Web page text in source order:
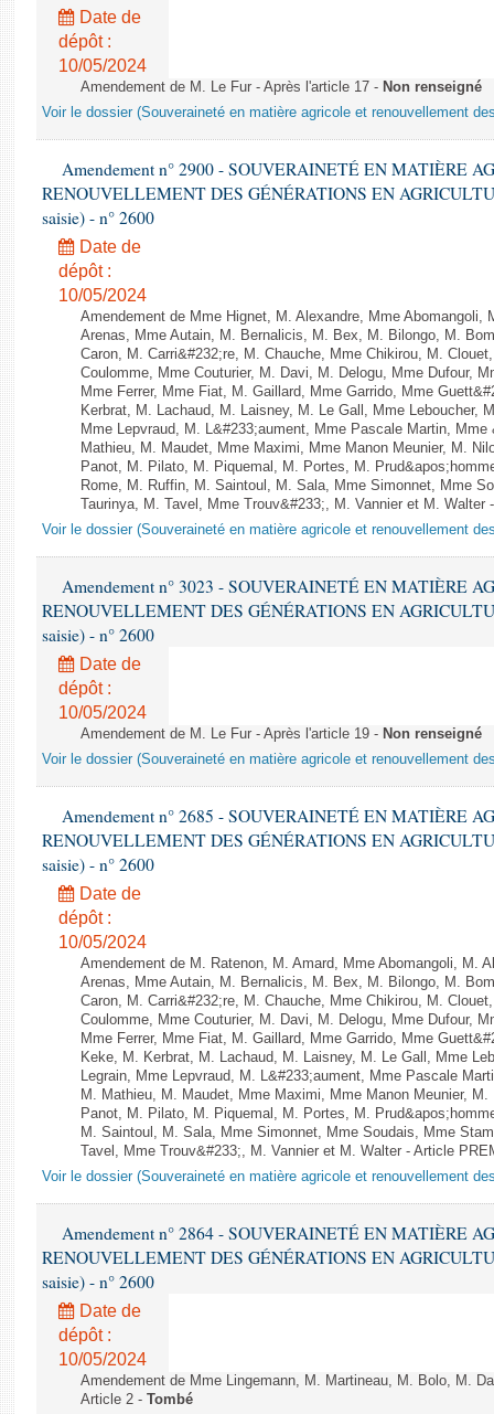
Date de
dépôt :
10/05/2024
Amendement de M. Le Fur - Après l'article 17 - Non renseigné
Voir le dossier (Souveraineté en matière agricole et renouvellement
Amendement n° 2900 - SOUVERAINETÉ EN MATIÈRE
RENOUVELLEMENT DES GÉNÉRATIONS EN
saisie) - n° 2600
Date de
dépôt :
10/05/2024
Amendement de Mme Hignet, M. Alexandre, Mme Abomangoli,
Arenas, Mme Autain, M. Bernalicis, M. Bex, M. Bilongo, M.
Caron, M. Carri&#232;re, M. Chauche, Mme Chikirou, M.
Coulomme, Mme Couturier, M. Davi, M. Delogu, Mme Dufour,
Mme Ferrer, Mme Fiat, M. Gaillard, Mme Garrido, Mme
Kerbrat, M. Lachaud, M. Laisney, M. Le Gall, Mme Leboucher,
Mme Lepvraud, M. L&#233;aument, Mme Pascale Martin,
Mathieu, M. Maudet, Mme Maximi, Mme Manon Meunier, M.
Panot, M. Pilato, M. Piquemal, M. Portes, M.
Rome, M. Ruffin, M. Saintoul, M. Sala, Mme Simonnet, Mme
Taurinya, M. Tavel, Mme Trouv&#233;, M. Vannier et M.
Voir le dossier (Souveraineté en matière agricole et renouvellement
Amendement n° 3023 - SOUVERAINETÉ EN MATIÈRE
RENOUVELLEMENT DES GÉNÉRATIONS EN
saisie) - n° 2600
Date de
dépôt :
10/05/2024
Amendement de M. Le Fur - Après l'article 19 - Non renseigné
Voir le dossier (Souveraineté en matière agricole et renouvellement
Amendement n° 2685 - SOUVERAINETÉ EN MATIÈRE
RENOUVELLEMENT DES GÉNÉRATIONS EN
saisie) - n° 2600
Date de
dépôt :
10/05/2024
Amendement de M. Ratenon, M. Amard, Mme Abomangoli, M.
Arenas, Mme Autain, M. Bernalicis, M. Bex, M. Bilongo, M.
Caron, M. Carri&#232;re, M. Chauche, Mme Chikirou, M.
Coulomme, Mme Couturier, M. Davi, M. Delogu, Mme Dufour,
Mme Ferrer, Mme Fiat, M. Gaillard, Mme Garrido, Mme
Keke, M. Kerbrat, M. Lachaud, M. Laisney, M. Le Gall, Mme
Legrain, Mme Lepvraud, M. L&#233;aument, Mme Pascale
M. Mathieu, M. Maudet, Mme Maximi, Mme Manon Meunier,
Panot, M. Pilato, M. Piquemal, M. Portes, M.
M. Saintoul, M. Sala, Mme Simonnet, Mme Soudais, Mme
Tavel, Mme Trouv&#233;, M. Vannier et M. Walter - Article
Voir le dossier (Souveraineté en matière agricole et renouvellement
Amendement n° 2864 - SOUVERAINETÉ EN MATIÈRE
RENOUVELLEMENT DES GÉNÉRATIONS EN
saisie) - n° 2600
Date de
dépôt :
10/05/2024
Amendement de Mme Lingemann, M. Martineau, M. Bolo, M.
Article 2 - Tombé